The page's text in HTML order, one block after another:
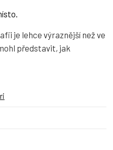
je lehce výraznější než ve
představit, jak